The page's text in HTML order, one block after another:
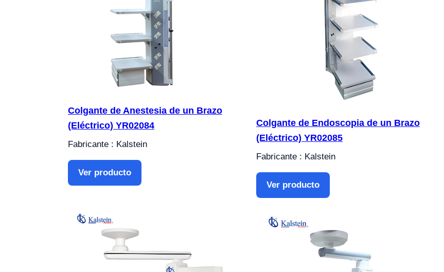
Colgante de Anestesia de un Brazo
(Eléctrico) YR02084
Fabricante : Kalstein
Ver producto
Colgante de Endoscopia de un Brazo
(Eléctrico) YR02085
Fabricante : Kalstein
Ver producto